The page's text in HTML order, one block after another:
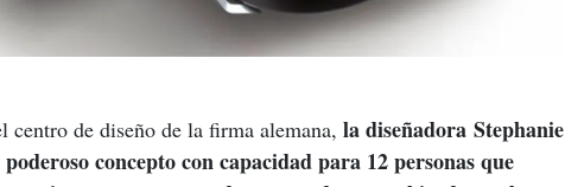
centro de diseño de la firma alemana, la diseñadora Stephanie
concepto con capacidad para 12 personas que